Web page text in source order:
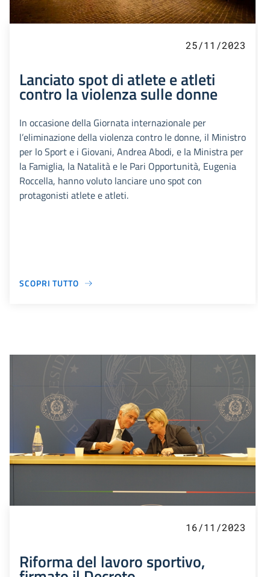
25/11/2023
Lanciato spot di atlete e atleti
contro la violenza sulle donne
In occasione della Giornata internazionale per
l’eliminazione della violenza contro le donne, il Ministro
per lo Sport e i Giovani, Andrea Abodi, e la Ministra per
la Famiglia, la Natalità e le Pari Opportunità, Eugenia
Roccella, hanno voluto lanciare uno spot con
protagonisti atlete e atleti.
SCOPRI TUTTO
16/11/2023
Riforma del lavoro sportivo,